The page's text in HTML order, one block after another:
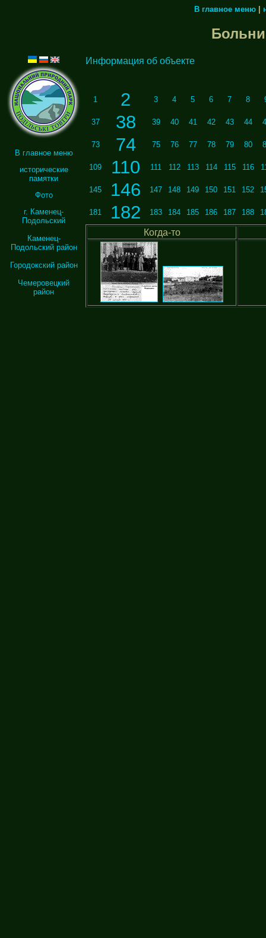
В главное меню|
В главное меню
исторические
памятки
Фото
г. Каменец-
Подольский
Каменец-
Подольский район
Городокский район
Чемеровецкий
район
Информация об объекте
1 2 3 4 5 6 7 8
37 38 39 40 41 42 43 44
73 74 75 76 77 78 79 80
109 110 111 112 113 114 115 116
145 146 147 148 149 150 151 152
181 182 183 184 185 186 187 188
Когда-то